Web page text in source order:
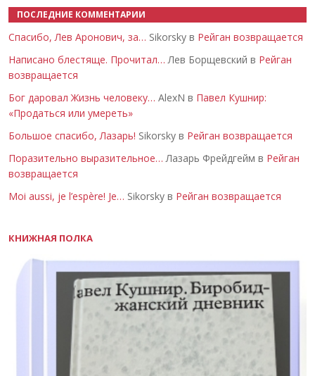
ПОСЛЕДНИЕ КОММЕНТАРИИ
Спасибо, Лев Аронович, за… Sikorsky в Рейган возвращается
Написано блестяще. Прочитал… Лев Борщевский в Рейган
возвращается
Бог даровал Жизнь человеку… AlexN в Павел Кушнир:
«Продаться или умереть»
Большое спасибо, Лазарь! Sikorsky в Рейган возвращается
Поразительно выразительное… Лазарь Фрейдгейм в Рейган
возвращается
Moi aussi, je l’espère! Je… Sikorsky в Рейган возвращается
КНИЖНАЯ ПОЛКА